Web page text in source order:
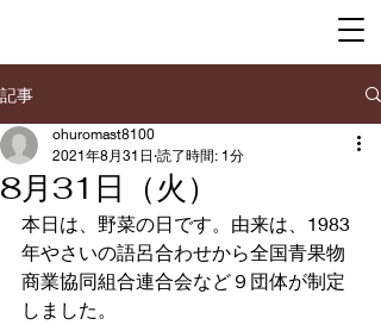
記事
8月31日（火）
ohuromast8100
2021年8月31日 読了時間: 1分
本日は、野菜の日です。由来は、1983
年やさいの語呂合わせから全国青果物
商業協同組合連合会など９団体が制定
しました。